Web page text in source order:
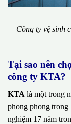
Công ty vệ sinh
Tại sao nên
công ty KTA?
KTA là một trong
phong phong
nghiệm 17 năm